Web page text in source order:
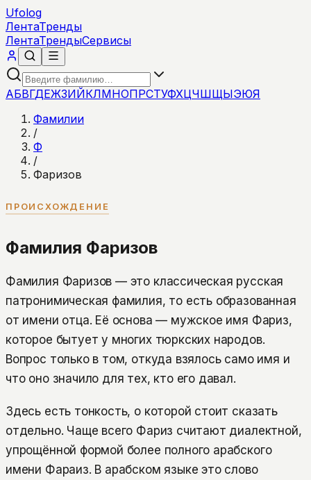
Ufolog
ЛентаТренды
ЛентаТрендыСервисы
АБВГДЕЖЗИЙКЛМНОПРСТУФХЦЧШЩЫЭЮЯ
Фамилии
/
Ф
/
Фаризов
ПРОИСХОЖДЕНИЕ
Фамилия Фаризов
Фамилия Фаризов — это классическая русская
патронимическая фамилия, то есть образованная
от имени отца. Её основа — мужское имя Фариз,
которое бытует у многих тюркских народов.
Вопрос только в том, откуда взялось само имя и
что оно значило для тех, кто его давал.
Здесь есть тонкость, о которой стоит сказать
отдельно. Чаще всего Фариз считают диалектной,
упрощённой формой более полного арабского
имени Фараиз. В арабском языке это слово